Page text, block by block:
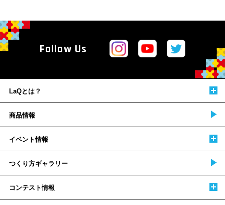
Follow Us
LaQとは？
商品情報
イベント情報
つくり方ギャラリー
コンテスト情報